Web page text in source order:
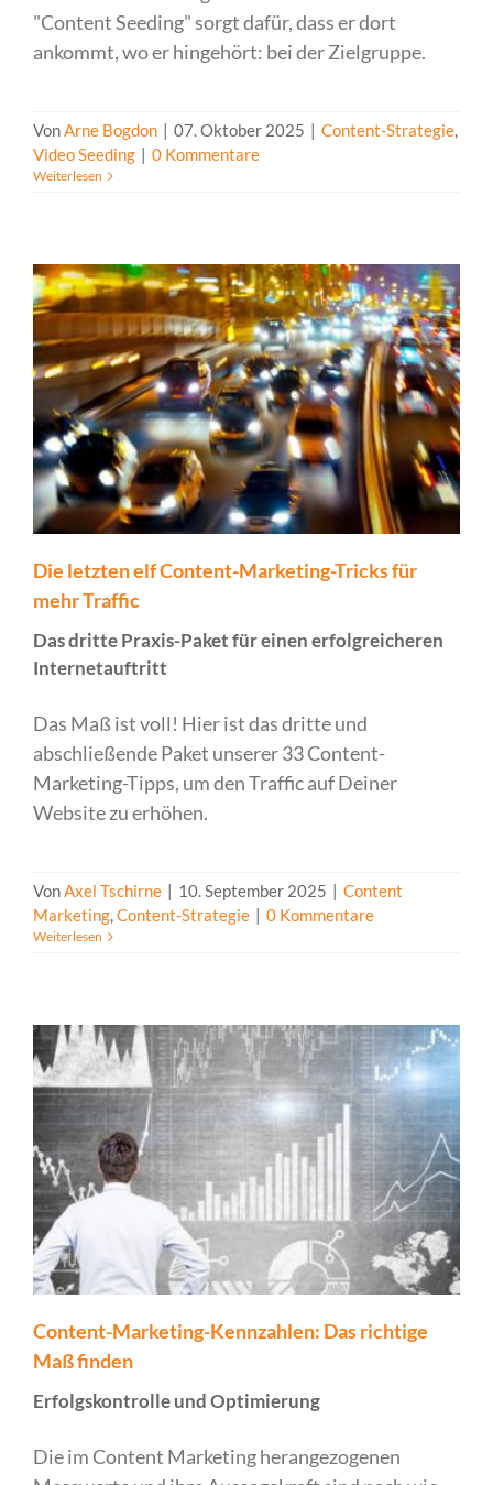
"Content Seeding" sorgt dafür, dass er dort
ankommt, wo er hingehört: bei der Zielgruppe.
VonArne Bogdon | 07. Oktober 2025 | Content-Strategie,
Video Seeding | 0 Kommentare
Weiterlesen
Die letzten elf Content-Marketing-Tricks für
mehr Traffic
Das dritte Praxis-Paket für einen erfolgreicheren
Internetauftritt
Das Maß ist voll! Hier ist das dritte und
abschließende Paket unserer 33 Content-
Marketing-Tipps, um den Traffic auf Deiner
Website zu erhöhen.
VonAxel Tschirne | 10. September 2025 | Content
Marketing,Content-Strategie | 0 Kommentare
Weiterlesen
Content-Marketing-Kennzahlen: Das richtige
Maß finden
Erfolgskontrolle und Optimierung
Die im Content Marketing herangezogenen